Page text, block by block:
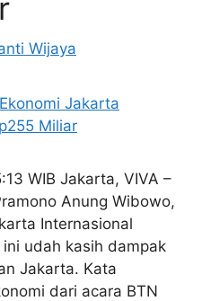
Wijaya
WIB Jakarta, VIVA –
Anung Wibowo,
Internasional
udah kasih dampak
Jakarta. Kata
dari acara BTN